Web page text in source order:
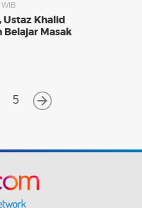
Ustaz Khalid
Belajar Masak
5